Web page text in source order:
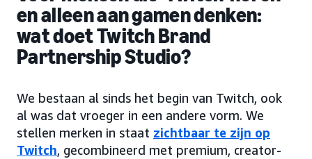
en alleen aan gamen denken:
wat doet Twitch Brand
Partnership Studio?
We bestaan al sinds het begin van Twitch, ook
al was dat vroeger in een andere vorm. We
stellen merken in staat zichtbaar te zijn op
Twitch, gecombineerd met premium, creator-